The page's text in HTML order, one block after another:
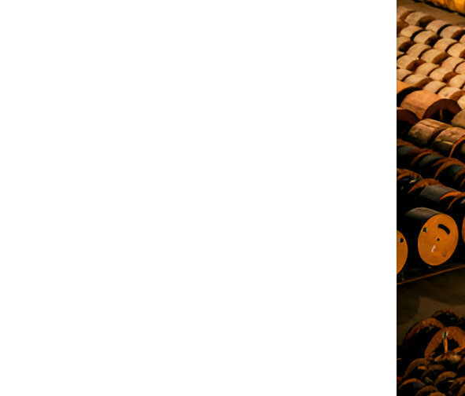
Hizmetlerimiz hakkında daha ayrıntılı
bilgi almak için bize buradan 08:00 -